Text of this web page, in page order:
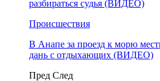
разбираться судья (ВИДЕО)
Происшествия
В Анапе за проезд к морю
дань с отдыхающих (ВИДЕО)
Пред След